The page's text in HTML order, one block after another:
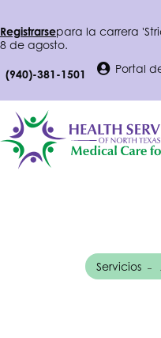
Registrarsepara la carrera
8 de agosto.
(940)-381-1501 Portal
Servicios